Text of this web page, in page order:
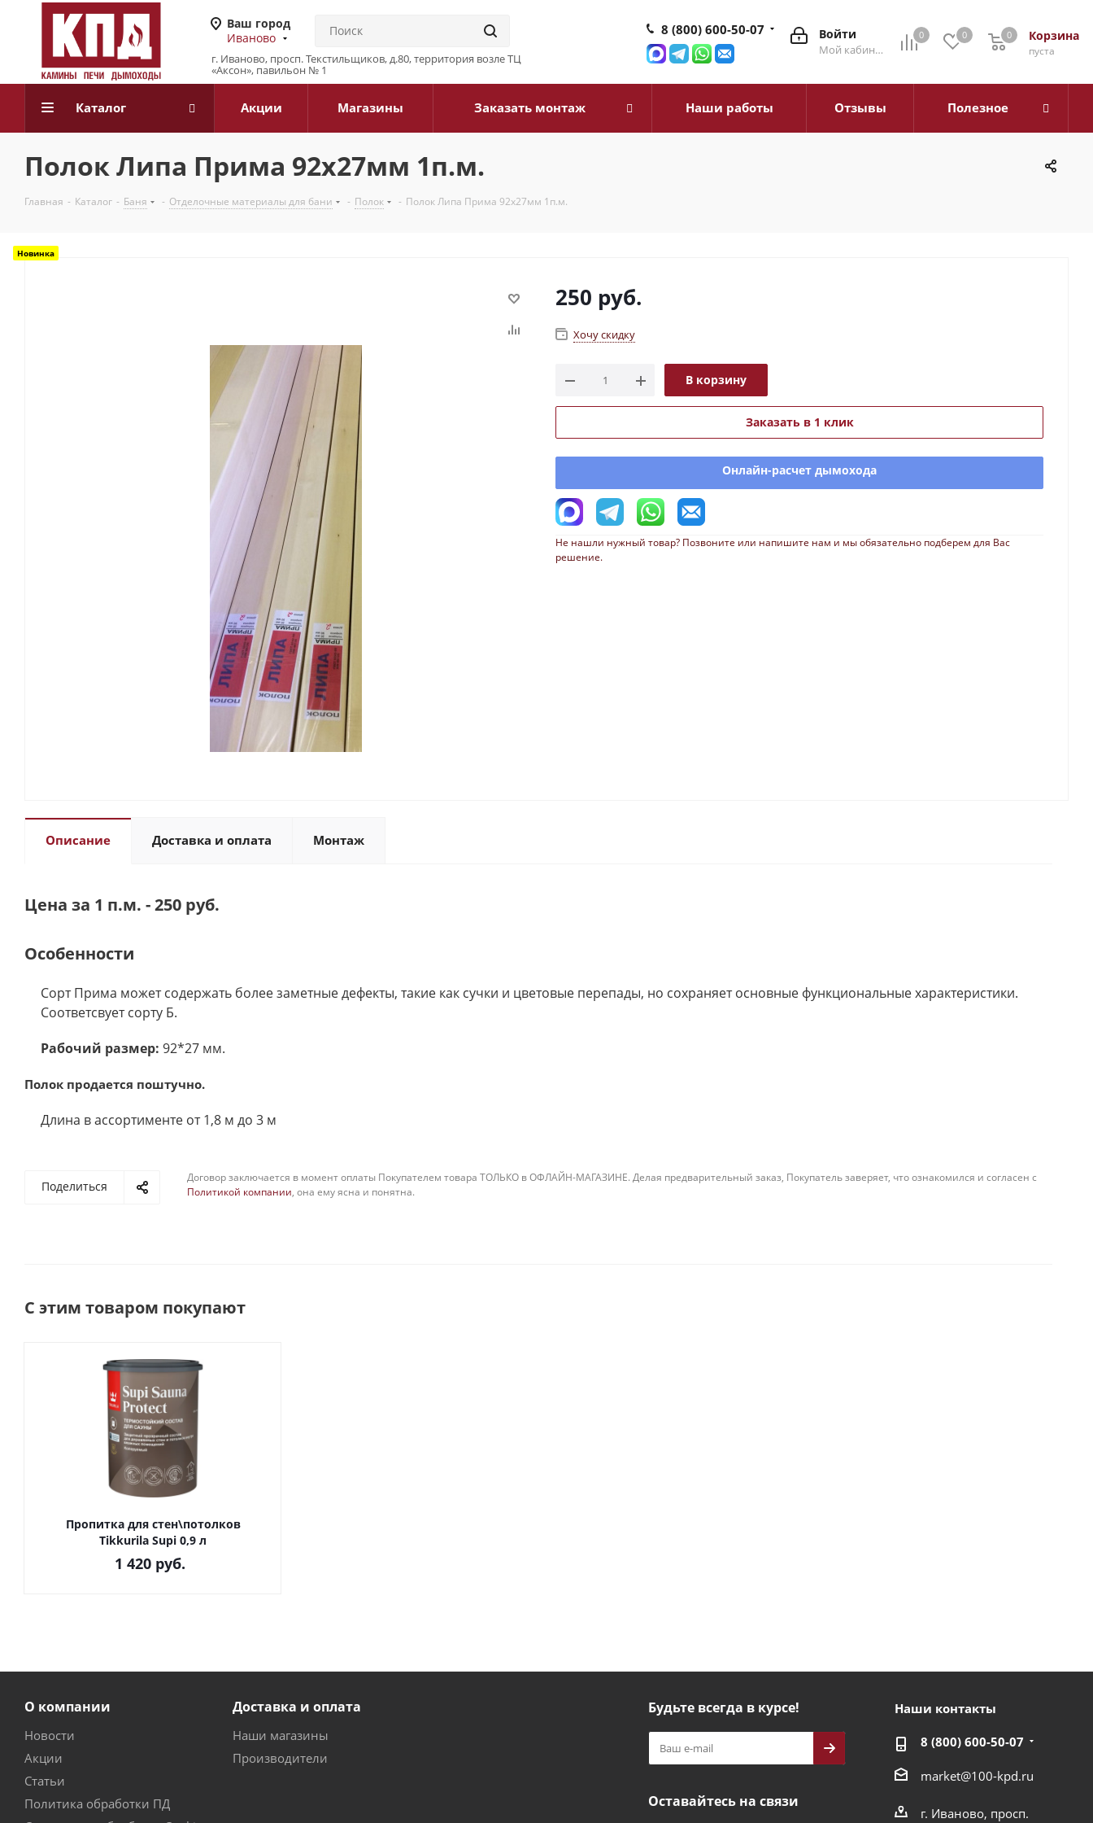
Ваш город
Иваново
г. Иваново, просп. Текстильщиков, д.80, территория возле ТЦ
«Аксон», павильон № 1
0 0 Корзина
0
пуста
0
Войти
Мой кабинет
8 (800) 600-50-07
Каталог Акции Магазины Заказать монтаж Наши работы Отзывы Полезное
Полок Липа Прима 92х27мм 1п.м.
Главная - Каталог - Баня - Отделочные материалы для бани - Полок - Полок Липа Прима 92х27мм 1п.м.
Новинка
250 руб.
Хочу скидку
В корзину
Заказать в 1 клик
Онлайн-расчет дымохода
Не нашли нужный товар? Позвоните или напишите нам и мы обязательно подберем для Вас
решение.
Описание Доставка и оплата Монтаж
Цена за 1 п.м. - 250 руб.
Особенности
Сорт Прима может содержать более заметные дефекты, такие как сучки и цветовые перепады, но сохраняет основные функциональные характеристики.
Соответсвует сорту Б.
Рабочий размер: 92*27 мм.
Полок продается поштучно.
Длина в ассортименте от 1,8 м до 3 м
Поделиться
Договор заключается в момент оплаты Покупателем товара ТОЛЬКО в ОФЛАЙН-МАГАЗИНЕ. Делая предварительный заказ, Покупатель заверяет, что ознакомился и согласен с
Политикой компании, она ему ясна и понятна.
С этим товаром покупают
Пропитка для стен\потолков
Tikkurila Supi 0,9 л
1 420 руб.
О компании
Новости
Акции
Статьи
Политика обработки ПД
Доставка и оплата
Наши магазины
Производители
Будьте всегда в курсе!
Оставайтесь на связи
Наши контакты
8 (800) 600-50-07
market@100-kpd.ru
г. Иваново, просп.